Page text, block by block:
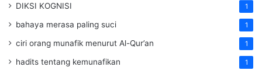
DIKSI KOGNISI 1
bahaya merasa paling suci 1
ciri orang munafik menurut Al-Qur’an 1
hadits tentang kemunafikan 1